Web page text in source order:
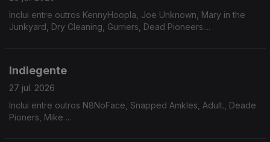
Inclui entre outros KennyHoopla, Joe Unknown, Mary in the
Junkyard, Dry Cleaning, Gurriers, Dead Pioneers....
Indiegente
27 jul. 2026
Inclui entre outros N8NoFace, Snapped Amkles, Adult., Deade
Pioners, Mike ...